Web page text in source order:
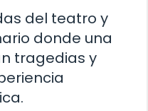
del teatro y
donde una
tragedias y